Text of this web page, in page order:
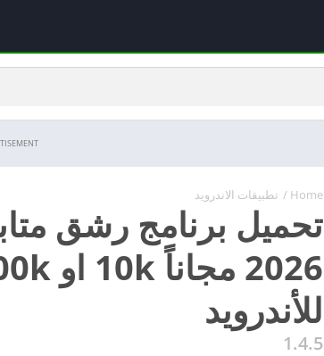
Home
/ تطبيقات الاندرويد
تحميل برنامج رشق
للأندرويد
1.4.5